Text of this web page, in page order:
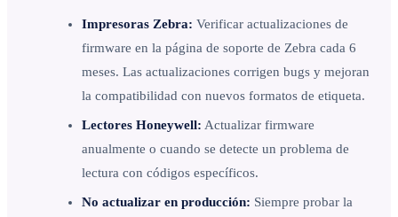
Impresoras Zebra: Verificar actualizaciones de
firmware en la página de soporte de Zebra cada 6
meses. Las actualizaciones corrigen bugs y mejoran
la compatibilidad con nuevos formatos de etiqueta.
Lectores Honeywell: Actualizar firmware
anualmente o cuando se detecte un problema de
lectura con códigos específicos.
No actualizar en producción: Siempre probar la